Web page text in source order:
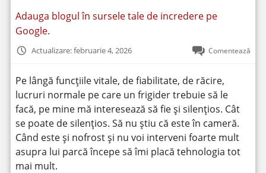
Adauga blogul în sursele tale de incredere pe
Google.
Actualizare: februarie 4, 2026 Comentează
Pe lângă funcțiile vitale, de fiabilitate, de răcire,
lucruri normale pe care un frigider trebuie să le
facă, pe mine mă interesează să fie și silențios. Cât
se poate de silențios. Să nu știu că este în cameră.
Când este și nofrost și nu voi interveni foarte mult
asupra lui parcă începe să îmi placă tehnologia tot
mai mult.